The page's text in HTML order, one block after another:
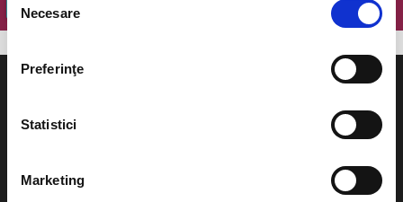
consimțământului
Necesare
Preferinţe
Statistici
Marketing